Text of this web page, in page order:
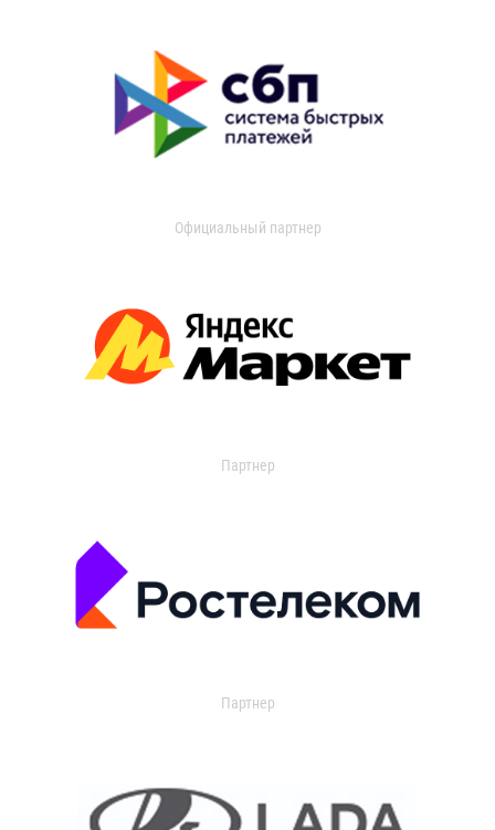
Официальный партнер
Партнер
Партнер